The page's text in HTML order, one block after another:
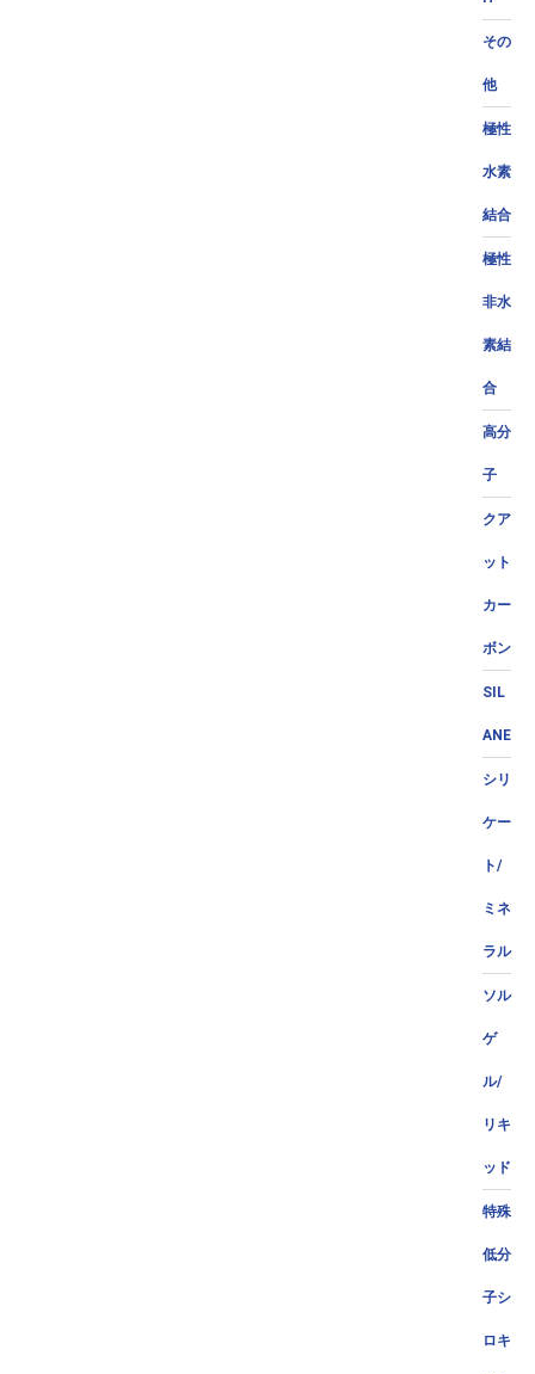
その
他
極性
水素
結合
極性
非水
素結
合
高分
子
クア
ット
カー
ボン
SIL
ANE
シリ
ケー
ト/
ミネ
ラル
ソル
ゲ
ル/
リキ
ッド
特殊
低分
子シ
ロキ